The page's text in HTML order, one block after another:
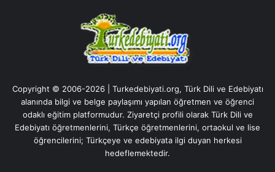
Copyright © 2006-2026 | Turkedebiyati.org, Türk Dili ve Edebiyatı
alanında bilgi ve belge paylaşımı yapılan öğretmen ve öğrenci
odaklı eğitim platformudur. Ziyaretçi profili olarak Türk Dili ve
Edebiyatı öğretmenlerini, Türkçe öğretmenlerini, ortaokul ve lise
öğrencilerini; Türkçeye ve edebiyata ilgi duyan herkesi
hedeflemektedir.